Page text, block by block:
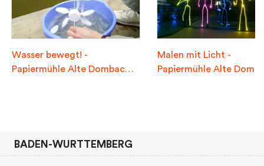
Wasser bewegt! -
Papiermühle Alte Dombach
Malen mit Licht -
Papiermühle Alte
BADEN-WURTTEMBERG